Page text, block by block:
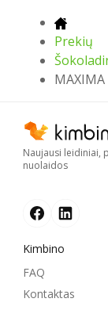
Prekių
Naujausi leidiniai,
nuolaidos
Kimbino
FAQ
Kontaktas